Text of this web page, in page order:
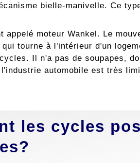
bielle-manivelle. Ce
appelé moteur Wankel. Le
tourne à l'intérieur d'un
Il n'a pas de soupapes,
automobile est très
les cycles